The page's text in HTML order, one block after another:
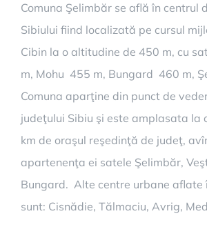
Comuna Şelimbăr se află în centrul
Sibiului fiind localizată pe cursul
Cibin la o altitudine de 450 m, cu
m, Mohu 455 m, Bungard 460 m,
Comuna aparţine din punct de
judeţului Sibiu şi este amplasata la
km de oraşul reşedinţă de judeţ,
apartenenţa ei satele Şelimbăr,
Bungard. Alte centre urbane aflate
sunt: Cisnădie, Tălmaciu, Avrig,